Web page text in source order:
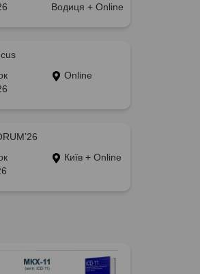
Водиця + Online
Online
Київ + Online